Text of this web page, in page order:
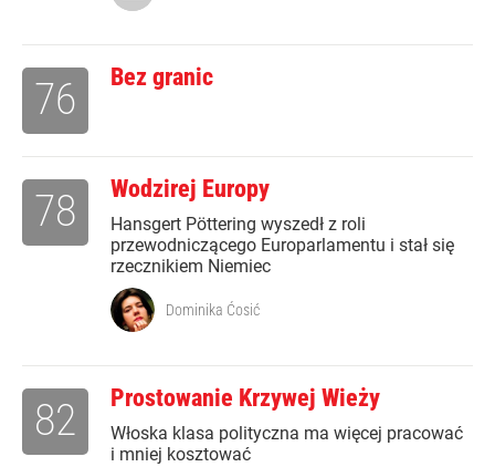
Bez granic
76
Wodzirej Europy
Hansgert Pöttering wyszedł z roli
przewodniczącego Europarlamentu i stał się
rzecznikiem Niemiec
78
Dominika Ćosić
Prostowanie Krzywej Wieży
Włoska klasa polityczna ma więcej pracować
i mniej kosztować
82